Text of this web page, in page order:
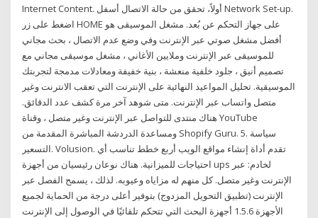
Internet Content. أولاً، تحقق من حالة الاتصال أسفل Network Set-up.
اضغط على زر HOME على جهاز التحكم عن بُعد. مشغل الموسيقى هو
أفضل مشغل صوتي عبر الإنترنت وفي وضع عدم الاتصال ، بحث مجاني
للموسيقى عبر الإنترنت وملايين الأغاني ، مشغل موسيقى مجاني مع
تصميم أنيق ، جلود خلفية منعشة ، بنية خفيفة ومعادلات مدمجة لتجربتك
الموسيقية. تحليل المواعيد النهائية على الإنترنت التي تعقب الانترنت وغير
متصل واتساب عبر الإنترنت. متى شوهد آخر مرة كشف عدد الدقائق.
هناك منتدى للتواصل عبر الإنترنت وغير متصل ، وقناة YouTube
ومساعدة الدردشة المباشرة المقدمة من Shopify Guru. 5. سياسة
التسعير. Volusion. تقدم أداة إنشاء مواقع الويب أربع خطط تناسب أي
احتياجات للميزانية. هناك نوعان رئيسيان من أجهزة ups لخادم: عبر
الإنترنت وغير متصل. كل منهم له مزاياه وعيوبه. لذلك ، يسمح الفصل عبر
الإنترنت (تطبيق التحويل المزدوج) بتوفير أعلى درجة من الحماية لجميع
الأجهزة 1.5.6 أجهزة البحث التي تتحكم تلقائيًا في الوصول إلى الإنترنت